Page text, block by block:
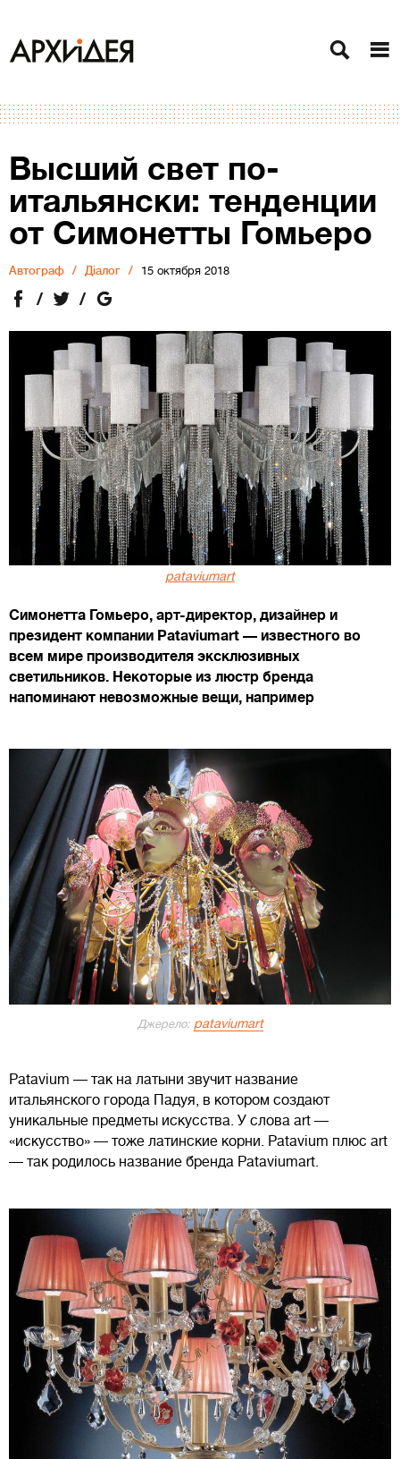
Высший свет по-
итальянски: тенденции
от Cимонетты Гомьеро
Автограф Діалог 15 октября 2018
pataviumart
Cимонетта Гомьеро, арт-директор, дизайнер и
президент компании Pataviumart — известного во
всем мире производителя эксклюзивных
светильников. Некоторые из люстр бренда
напоминают невозможные вещи, например
Джерело: pataviumart
Patavium — так на латыни звучит название
итальянского города Падуя, в котором создают
уникальные предметы искусства. У слова art —
«искусство» — тоже латинские корни. Patavium плюс art
— так родилось название бренда Pataviumart.